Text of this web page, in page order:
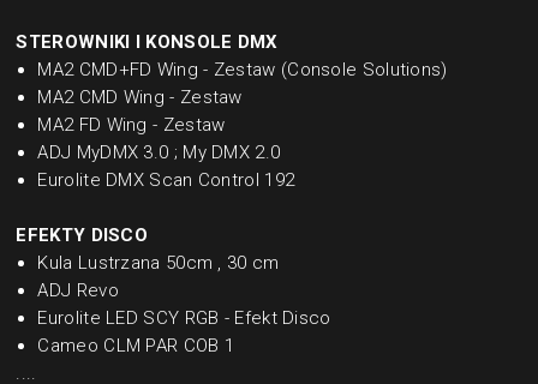
STEROWNIKI I KONSOLE DMX
MA2 CMD+FD Wing - Zestaw (Console Solutions)
MA2 CMD Wing - Zestaw
MA2 FD Wing - Zestaw
ADJ MyDMX 3.0 ; My DMX 2.0
Eurolite DMX Scan Control 192
EFEKTY DISCO
Kula Lustrzana 50cm , 30 cm
ADJ Revo
Eurolite LED SCY RGB - Efekt Disco
Cameo CLM PAR COB 1
....